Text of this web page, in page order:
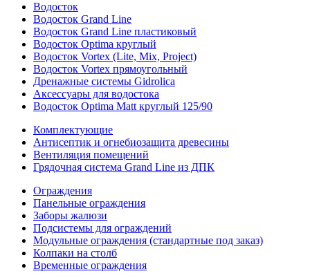
Водосток
Водосток Grand Line
Водосток Grand Line пластиковый
Водосток Optima круглый
Водосток Vortex (Lite, Mix, Project)
Водосток Vortex прямоугольный
Дренажные системы Gidrolica
Аксессуары для водостока
Водосток Optima Matt круглый 125/90
Комплектующие
Антисептик и огнебиозащита древесины
Вентиляция помещений
Грядочная система Grand Line из ДПК
Ограждения
Панельные ограждения
Заборы жалюзи
Подсистемы для ограждений
Модульные ограждения (стандартные под заказ)
Колпаки на столб
Временные ограждения